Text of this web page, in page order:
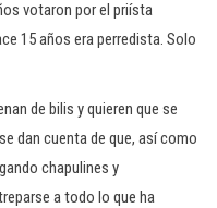
votaron por el priísta
15 años era perredista. Solo
de bilis y quieren que se
dan cuenta de que, así como
chapulines y
a todo lo que ha